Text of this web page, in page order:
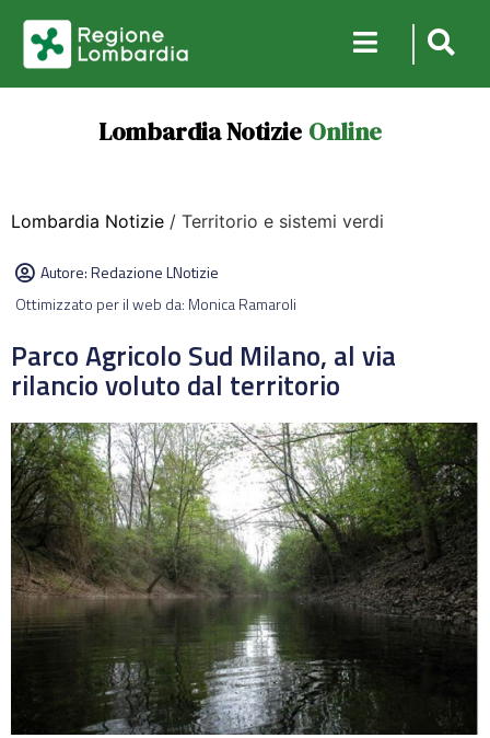
Lombardia Notizie Online
Lombardia Notizie / Territorio e sistemi verdi
Autore:Redazione LNotizie
Ottimizzato per il web da: Monica Ramaroli
Parco Agricolo Sud Milano, al via
rilancio voluto dal territorio